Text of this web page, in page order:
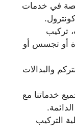
في خدمات
تركيب
أو تجسس أو
والبدالات
خدماتنا مع
التركيب